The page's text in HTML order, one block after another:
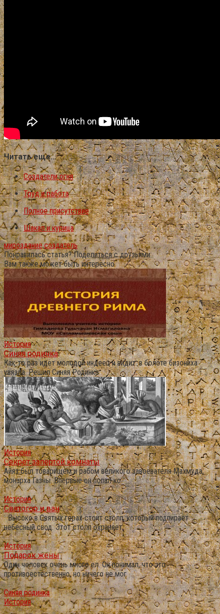
Читать еще…
Создатели огня
Труд и работа
Полное присутствие
Шакал и курица
мироздание создатель
Понравилась статья? Поделиться с друзьями:
Вам также может быть интересно
История
Синяя родинка
Как-то раз идет молодой индеец и видит: в болоте бизониха
увязла. Решил Синяя Родинка
История
Секрет запертой комнаты
Айяз был товарищем и рабом великого завоевателя Махмуда,
монарха Газны. Впервые он попал ко
История
Святогор и ван
Высоко в Святых горах стоит столп, который подпирает
небесный свод. Этот столп охраняет
История
Подарок жены
Один человек очень много ел. Он понимал, что это
противоестественно, но ничего не мог
Синяя родинка
История